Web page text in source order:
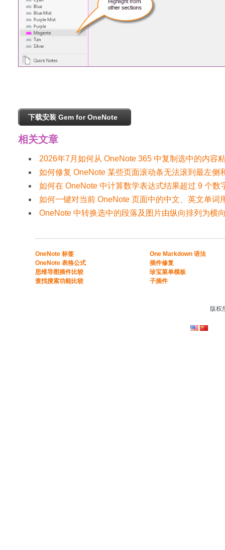
下载安装 Gem for OneNote
相关文章
2026年7月如何从 OneNote 365 中复制选中的内容
如何修复 OneNote 某些页面滚动条无法滚到最左侧
如何在 OneNote 中计算数学表达式结果超过 9 个
如何一键对当前 OneNote 页面中的中文、英文单词
OneNote 中转换选中的段落及图片由纵向排列为横
​​OneNote 标签
OneNote 表格公式​
​思维导图插件比较​
​查找搜索功能比较​
One Markdown 语法
插件修复
珍宝菜单模板
子插件
版权